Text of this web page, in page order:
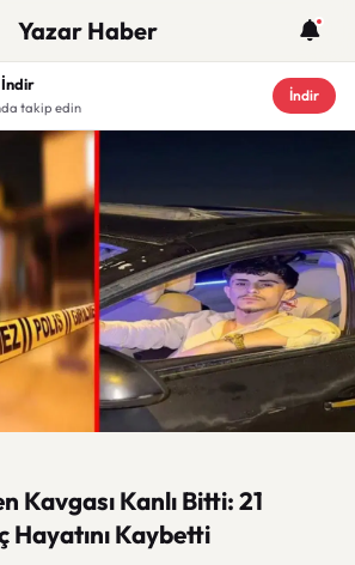
Yazar Haber
İndir
takip edin
İndir
Kavgası Kanlı Bitti: 21
Hayatını Kaybetti